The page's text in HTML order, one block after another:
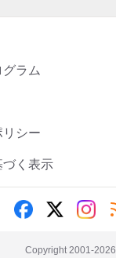
ラム
リシー
づく表示
Copyright 2001-2026